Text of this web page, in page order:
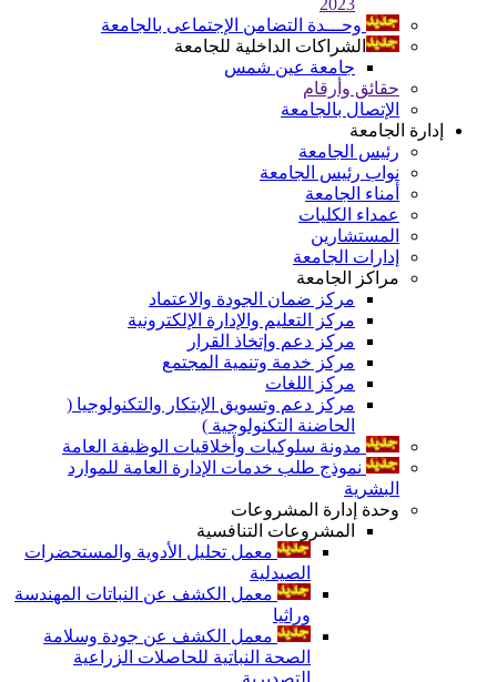
وحـــدة التضامن الإجتماعى بالجامعة
الشراكات الداخلية للجامعة
جامعة عين شمس
حقائق وأرقام
الإتصال بالجامعة
إدارة الجامعة
رئيس الجامعة
نواب رئيس الجامعة
أمناء الجامعة
عمداء الكليات
المستشارين
إدارات الجامعة
مراكز الجامعة
مركز ضمان الجودة والاعتماد
مركز التعليم والإدارة الإلكترونية
مركز دعم وإتخاذ القرار
مركز خدمة وتنمية المجتمع
مركز اللغات
مركز دعم وتسويق الإبتكار والتكنولوجيا (
الحاضنة التكنولوجية )
مدونة سلوكيات وأخلاقيات الوظيفة العامة
نموذج طلب خدمات الإدارة العامة للموارد
البشرية
وحدة إدارة المشروعات
المشروعات التنافسية
معمل تحليل الأدوية والمستحضرات
الصيدلية
معمل الكشف عن النباتات المهندسة
وراثيا
معمل الكشف عن جودة وسلامة
الصحة النباتية للحاصلات الزراعية
التصديرية